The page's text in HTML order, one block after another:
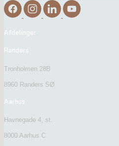
Afdelinger
Randers
Tronholmen 28B
8960 Randers SØ
Aarhus
Havnegade 4, st.
8000 Aarhus C